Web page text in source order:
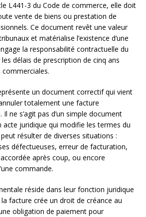
L441-3 du Code de commerce, elle doit
vente de biens ou prestation de
Ce document revêt une valeur
et matérialise l’existence d’une
la responsabilité contractuelle du
délais de prescription de cinq ans
un document correctif qui vient
totalement une facture
ne s’agit pas d’un simple document
acte juridique qui modifie les termes du
résulter de diverses situations :
défectueuses, erreur de facturation,
après coup, ou encore
commande.
réside dans leur fonction juridique
facture crée un droit de créance au
obligation de paiement pour